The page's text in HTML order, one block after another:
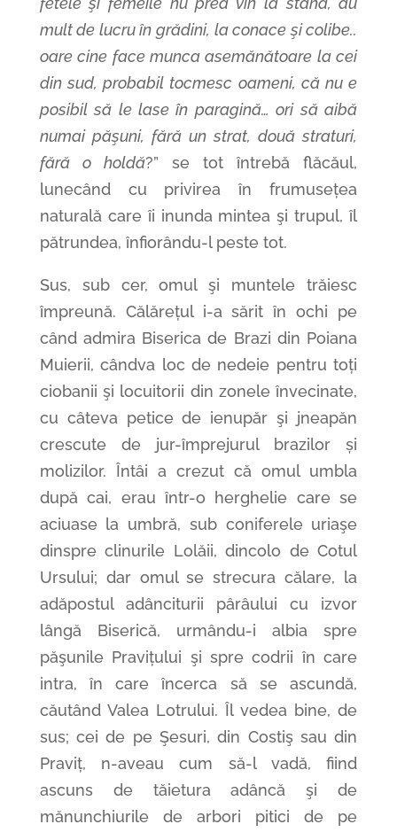
mult de lucru în grădini, la conace şi colibe..
oare cine face munca asemănătoare la cei
din sud, probabil tocmesc oameni, că nu e
posibil să le lase în paragină… ori să aibă
numai păşuni, fără un strat, două straturi,
fără o holdă?” se tot întrebă flăcăul,
lunecând cu privirea în frumusețea
naturală care îi inunda mintea şi trupul, îl
pătrundea, înfiorându-l peste tot.
Sus, sub cer, omul şi muntele trăiesc
împreună. Călărețul i-a sărit în ochi pe
când admira Biserica de Brazi din Poiana
Muierii, cândva loc de nedeie pentru toți
ciobanii şi locuitorii din zonele învecinate,
cu câteva petice de ienupăr şi jneapăn
crescute de jur-împrejurul brazilor și
molizilor. Întâi a crezut că omul umbla
după cai, erau într-o herghelie care se
aciuase la umbră, sub coniferele uriaşe
dinspre clinurile Lolăii, dincolo de Cotul
Ursului; dar omul se strecura călare, la
adăpostul adânciturii pârâului cu izvor
lângă Biserică, urmându-i albia spre
păşunile Pravițului şi spre codrii în care
intra, în care încerca să se ascundă,
căutând Valea Lotrului. Îl vedea bine, de
sus; cei de pe Şesuri, din Costiş sau din
Praviț, n-aveau cum să-l vadă, fiind
ascuns de tăietura adâncă şi de
mănunchiurile de arbori pitici de pe